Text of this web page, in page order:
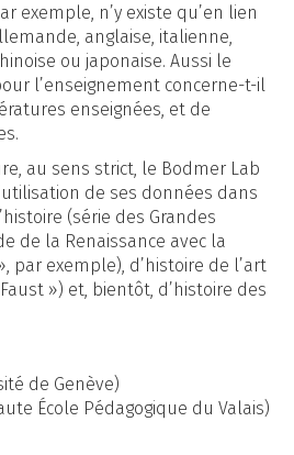
exemple, n’y existe qu’en lien
anglaise, italienne,
ou japonaise. Aussi le
l’enseignement concerne-t-il
enseignées, et de
au sens strict, le Bodmer Lab
de ses données dans
(série des Grandes
de la Renaissance avec la
par exemple), d’histoire de l’art
») et, bientôt, d’histoire des
de Genève)
École Pédagogique du Valais)